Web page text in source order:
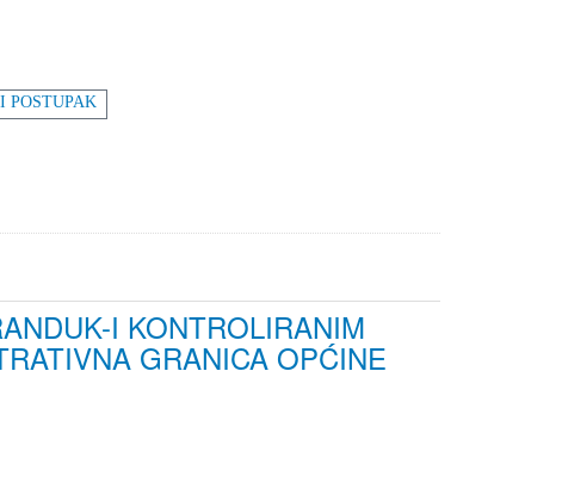
POSTUPAK
I KONTROLIRANIM
GRANICA OPĆINE